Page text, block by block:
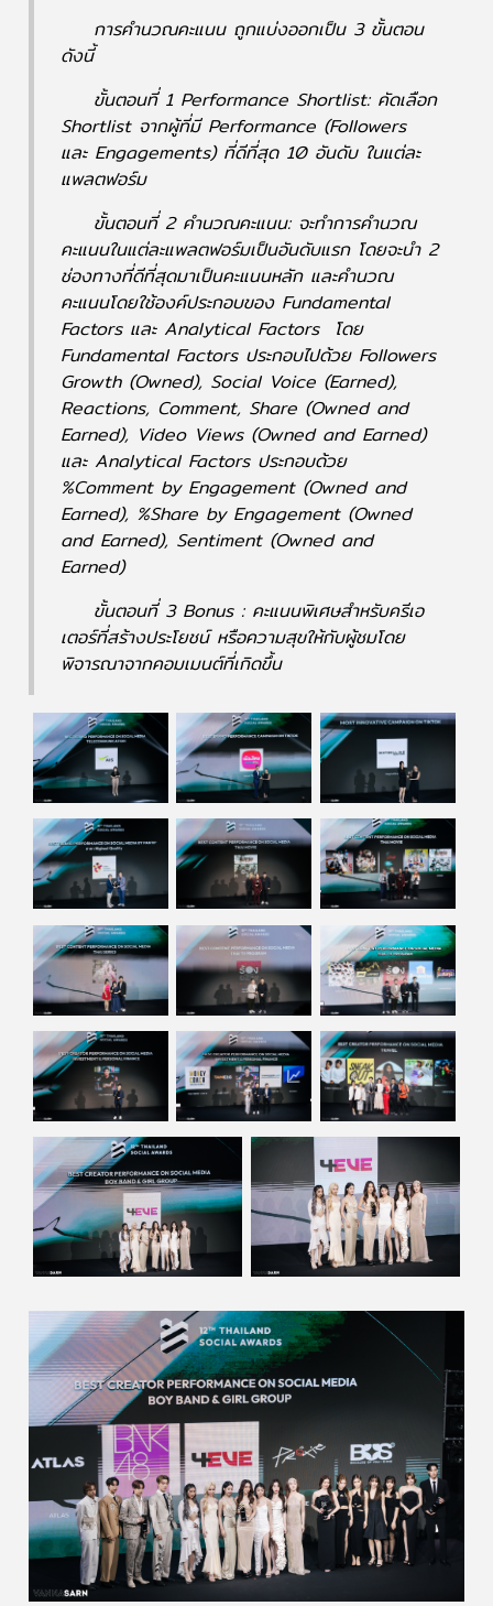
การคำนวณคะแนน ถูกแบ่งออกเป็น 3 ขั้นตอน
ดังนี้
ขั้นตอนที่ 1 Performance Shortlist: คัดเลือก
Shortlist จากผู้ที่มี Performance (Followers
และ Engagements) ที่ดีที่สุด 10 อันดับ ในแต่ละ
แพลตฟอร์ม
ขั้นตอนที่ 2 คำนวณคะแนน: จะทำการคำนวณ
คะแนนในแต่ละแพลตฟอร์มเป็นอันดับแรก โดยจะนำ 2
ช่องทางที่ดีที่สุดมาเป็นคะแนนหลัก​ และคำนวณ
คะแนนโดยใช้องค์ประกอบของ Fundamental
Factors และ Analytical Factors โดย
Fundamental Factors ประกอบไปด้วย Followers
Growth (Owned), Social Voice (Earned),
Reactions, Comment, Share (Owned and
Earned), Video Views (Owned and Earned)
และ Analytical Factors ประกอบด้วย
%Comment by Engagement (Owned and
Earned), %Share by Engagement (Owned
and Earned), Sentiment (Owned and
Earned)
ขั้นตอนที่ 3 Bonus : คะแนนพิเศษสำหรับครีเอ
เตอร์ที่สร้างประโยชน์ หรือความสุขให้กับผู้ชมโดย
พิจารณาจากคอมเมนต์ที่เกิดขึ้น